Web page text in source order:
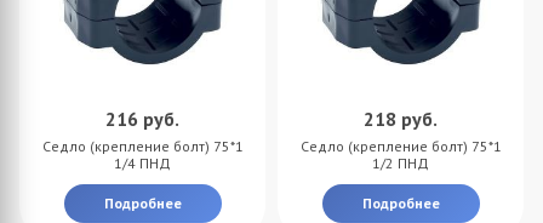
216 руб.
Седло (крепление болт) 75*1
1/4 ПНД
Подробнее
218 руб.
Седло (крепление болт) 75*1
1/2 ПНД
Подробнее